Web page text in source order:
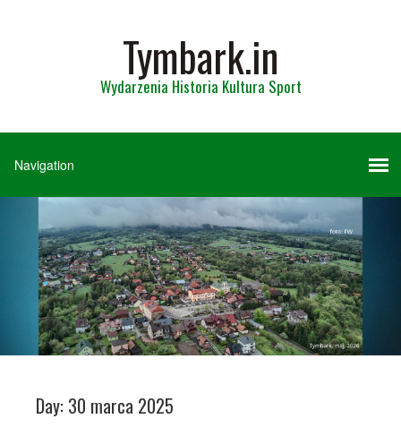
Tymbark.in
Wydarzenia Historia Kultura Sport
Day: 30 marca 2025